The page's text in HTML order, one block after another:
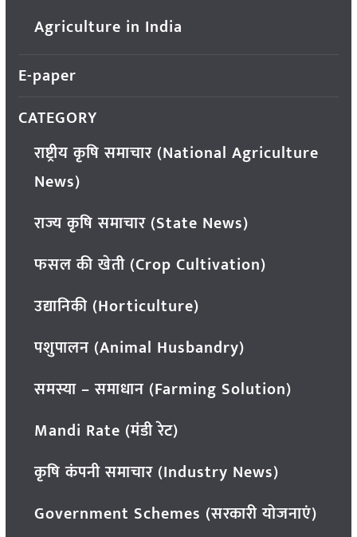
Agriculture in India
E-paper
CATEGORY
राष्ट्रीय कृषि समाचार (National Agriculture
News)
राज्य कृषि समाचार (State News)
फसल की खेती (Crop Cultivation)
उद्यानिकी (Horticulture)
पशुपालन (Animal Husbandry)
समस्या – समाधान (Farming Solution)
Mandi Rate (मंडी रेट)
कृषि कंपनी समाचार (Industry News)
Government Schemes (सरकारी योजनाएं)